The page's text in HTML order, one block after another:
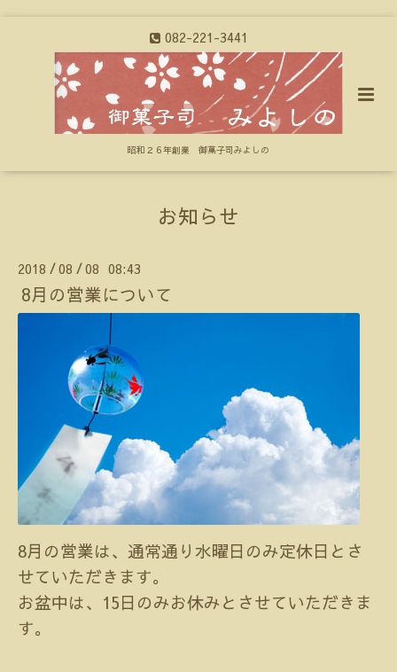
082-221-3441
昭和２６年創業 御菓子司みよしの
お知らせ
2018 /08 /08 08:43
8月の営業について
8月の営業は、通常通り水曜日のみ定休日とさ
せていただきます。
お盆中は、15日のみお休みとさせていただきま
す。